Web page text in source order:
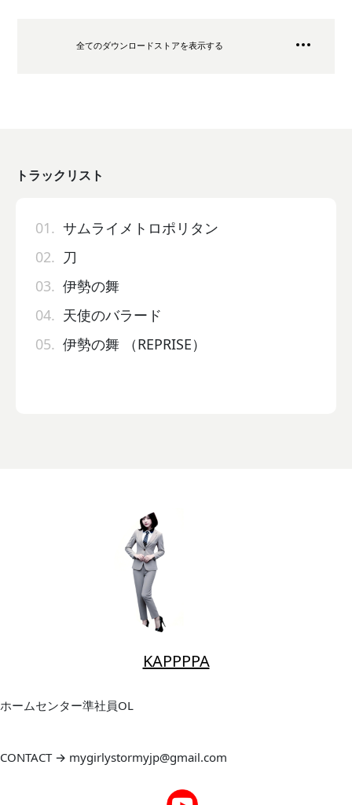
全てのダウンロードストアを表示する
トラックリスト
01. サムライメトロポリタン
02. 刀
03. 伊勢の舞
04. 天使のバラード
05. 伊勢の舞 （REPRISE）
KAPPPPA
ホームセンター準社員OL
CONTACT → mygirlystormyjp@gmail.com